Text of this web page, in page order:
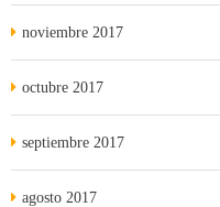
noviembre 2017
octubre 2017
septiembre 2017
agosto 2017